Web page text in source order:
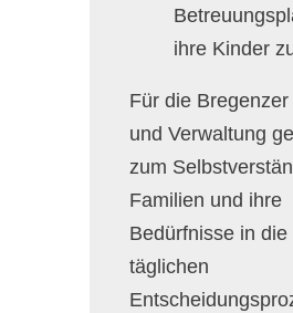
ihre Kinder
Für die
und Verwaltung
zum
Familien und ihre
Bedürfnisse in die
täglichen